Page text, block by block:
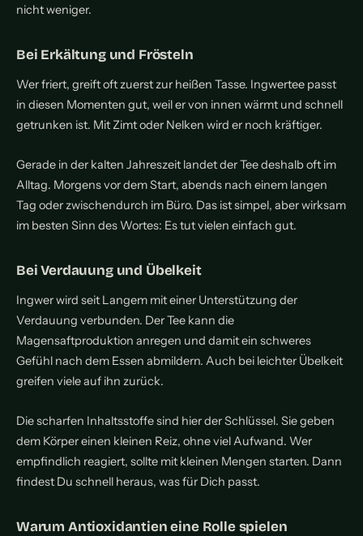
nicht weniger.
Bei Erkältung und Frösteln
Wer friert, greift oft zuerst zur heißen Tasse. Ingwertee passt
in diesen Momenten gut, weil er von innen wärmt und schnell
getrunken ist. Mit Zimt oder Nelken wird er noch kräftiger.
Gerade in der kalten Jahreszeit landet der Tee deshalb oft im
Alltag. Morgens vor dem Start, abends nach einem langen
Tag oder zwischendurch im Büro. Das ist simpel, aber wirksam
im besten Sinn des Wortes: Es tut vielen einfach gut.
Bei Verdauung und Übelkeit
Ingwer wird seit Langem mit einer Unterstützung der
Verdauung verbunden. Der Tee kann die
Magensaftproduktion anregen und damit ein schweres
Gefühl nach dem Essen abmildern. Auch bei leichter Übelkeit
greifen viele auf ihn zurück.
Die scharfen Inhaltsstoffe sind hier der Schlüssel. Sie geben
dem Körper einen kleinen Reiz, ohne viel Aufwand. Wer
empfindlich reagiert, sollte mit kleinen Mengen starten. Dann
findest Du schnell heraus, was für Dich passt.
Warum Antioxidantien eine Rolle spielen